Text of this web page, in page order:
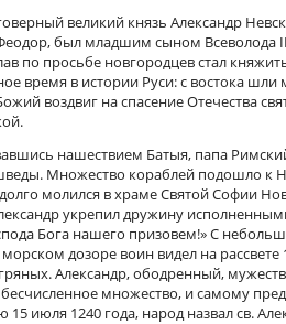
великий князь Александр
был младшим сыном Всеволода
по просьбе новгородцев стал
время в истории Руси: с востока
воздвиг на спасение Отечества
нашествием Батыя, папа
Множество кораблей подошло к
молился в храме Святой Софии
укрепил дружину
Бога нашего призовем!» С
дозоре воин видел на
Александр, ободренный,
множество, и самому
июля 1240 года, народ назвал св.